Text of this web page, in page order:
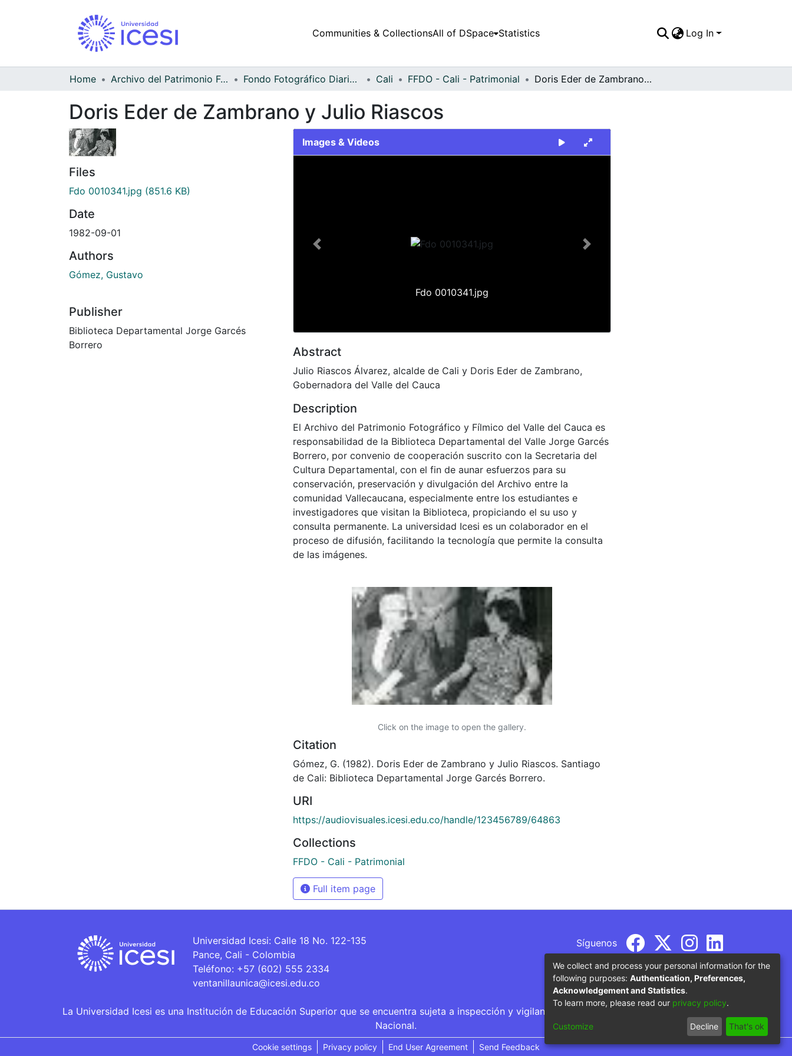
Communities & CollectionsAll of DSpace Statistics Log In
Home Archivo del Patrimonio Fotográfico y Fílmico del Valle del Cauca Fondo Fotográfico Diario Occidente Cali FFDO - Cali - Patrimonial Doris Eder de Zambrano y Julio Riascos
Doris Eder de Zambrano y Julio Riascos
Files
Fdo 0010341.jpg (851.6 KB)
Date
1982-09-01
Authors
Gómez, Gustavo
Publisher
Biblioteca Departamental Jorge Garcés
Borrero
Images & Videos
Fdo 0010341.jpg
Previous Next
Abstract
Julio Riascos Álvarez, alcalde de Cali y Doris Eder de Zambrano,
Gobernadora del Valle del Cauca
Description
El Archivo del Patrimonio Fotográfico y Fílmico del Valle del Cauca es
responsabilidad de la Biblioteca Departamental del Valle Jorge Garcés
Borrero, por convenio de cooperación suscrito con la Secretaria del
Cultura Departamental, con el fin de aunar esfuerzos para su
conservación, preservación y divulgación del Archivo entre la
comunidad Vallecaucana, especialmente entre los estudiantes e
investigadores que visitan la Biblioteca, propiciando el su uso y
consulta permanente. La universidad Icesi es un colaborador en el
proceso de difusión, facilitando la tecnología que permite la consulta
de las imágenes.
Click on the image to open the gallery.
Citation
Gómez, G. (1982). Doris Eder de Zambrano y Julio Riascos. Santiago
de Cali: Biblioteca Departamental Jorge Garcés Borrero.
URI
https://audiovisuales.icesi.edu.co/handle/123456789/64863
Collections
FFDO - Cali - Patrimonial
Full item page
Universidad Icesi: Calle 18 No. 122-135
Pance, Cali - Colombia
Teléfono: +57 (602) 555 2334
ventanillaunica@icesi.edu.co
Síguenos
La Universidad Icesi es una Institución de Educación Superior que se encuentra sujeta a inspección y vigilancia por parte del Ministerio de Educación
Nacional.
Cookie settings Privacy policy End User Agreement Send Feedback
We collect and process your personal information for the
following purposes: Authentication, Preferences,
Acknowledgement and Statistics.
To learn more, please read our privacy policy.
Customize Decline That's ok